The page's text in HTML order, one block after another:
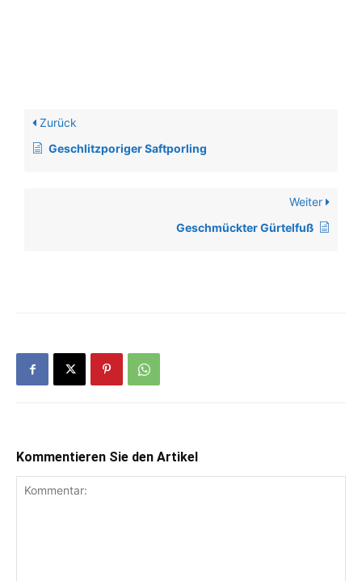
Zurück
Geschlitzporiger Saftporling
Weiter
Geschmückter Gürtelfuß
Kommentieren Sie den Artikel